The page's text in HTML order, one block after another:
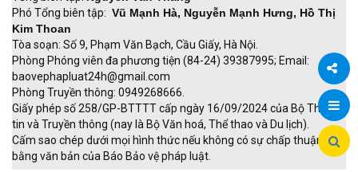
Chia
Phó Tổng biên tập: Vũ Mạnh Hà, Nguyễn Mạnh Hưng, Hồ Thị
Kim Thoan
Tòa soạn: Số 9, Phạm Văn Bạch, Cầu Giấy, Hà Nội.
Phòng Phóng viên đa phương tiện (84-24) 39387995; Email:
baovephapluat24h@gmail.com
Phòng Truyền thông: 0949268666.
Giấy phép số 258/GP-BTTTT cấp ngày 16/09/2024 của Bộ Thông
tin và Truyền thông (nay là Bộ Văn hoá, Thể thao và Du lịch).
Cấm sao chép dưới mọi hình thức nếu không có sự chấp thuận
bằng văn bản của Báo Bảo vệ pháp luật.